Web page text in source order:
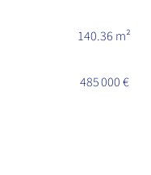
140.36 m²
485 000 €